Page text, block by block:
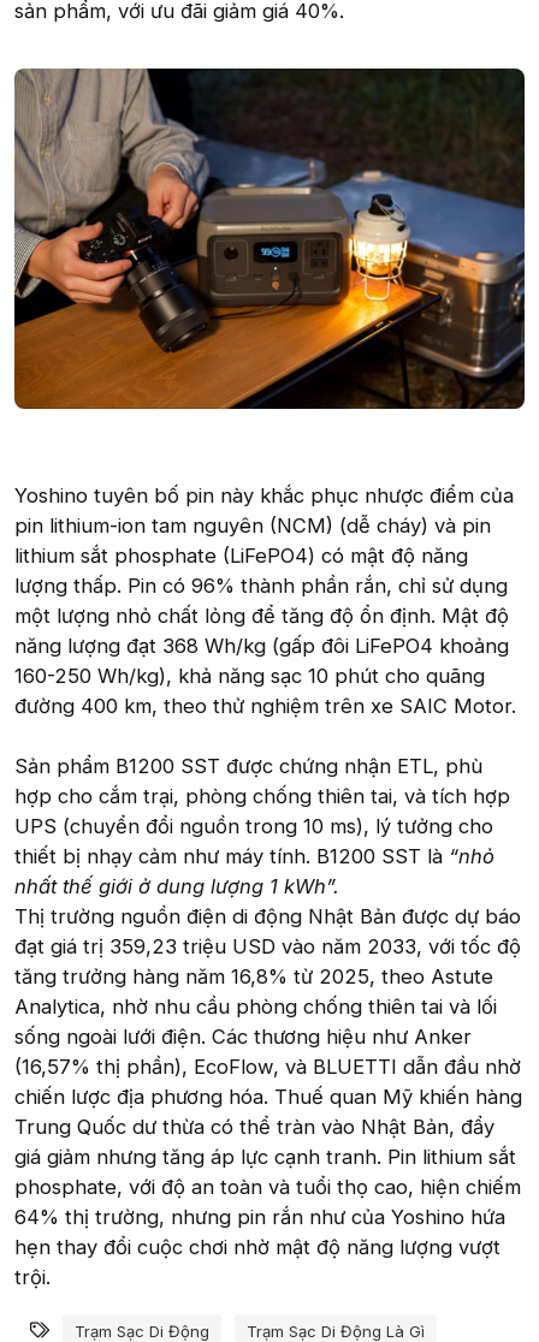
sản phẩm, với ưu đãi giảm giá 40%.
Yoshino tuyên bố pin này khắc phục nhược điểm của
pin lithium-ion tam nguyên (NCM) (dễ cháy) và pin
lithium sắt phosphate (LiFePO4) có mật độ năng
lượng thấp. Pin có 96% thành phần rắn, chỉ sử dụng
một lượng nhỏ chất lỏng để tăng độ ổn định. Mật độ
năng lượng đạt 368 Wh/kg (gấp đôi LiFePO4 khoảng
160-250 Wh/kg), khả năng sạc 10 phút cho quãng
đường 400 km, theo thử nghiệm trên xe SAIC Motor.
Sản phẩm B1200 SST được chứng nhận ETL, phù
hợp cho cắm trại, phòng chống thiên tai, và tích hợp
UPS (chuyển đổi nguồn trong 10 ms), lý tưởng cho
thiết bị nhạy cảm như máy tính. B1200 SST là “nhỏ
nhất thế giới ở dung lượng 1 kWh”.
Thị trường nguồn điện di động Nhật Bản được dự báo
đạt giá trị 359,23 triệu USD vào năm 2033, với tốc độ
tăng trưởng hàng năm 16,8% từ 2025, theo Astute
Analytica, nhờ nhu cầu phòng chống thiên tai và lối
sống ngoài lưới điện. Các thương hiệu như Anker
(16,57% thị phần), EcoFlow, và BLUETTI dẫn đầu nhờ
chiến lược địa phương hóa. Thuế quan Mỹ khiến hàng
Trung Quốc dư thừa có thể tràn vào Nhật Bản, đẩy
giá giảm nhưng tăng áp lực cạnh tranh. Pin lithium sắt
phosphate, với độ an toàn và tuổi thọ cao, hiện chiếm
64% thị trường, nhưng pin rắn như của Yoshino hứa
hẹn thay đổi cuộc chơi nhờ mật độ năng lượng vượt
trội.
Từ khóa
Trạm Sạc Di Động Trạm Sạc Di Động Là Gì